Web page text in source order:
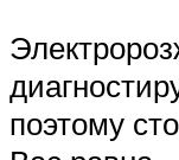
поэтому